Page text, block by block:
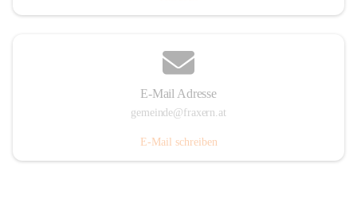
E-Mail Adresse
gemeinde@fraxern.at
E-Mail schreiben